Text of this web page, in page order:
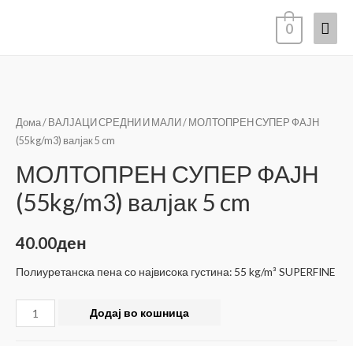
0
Дома/ ВАЛЈАЦИ СРЕДНИ И МАЛИ / МОЛТОПРЕН СУПЕР ФАЈН
(55kg/m3) валјак 5 cm
МОЛТОПРЕН СУПЕР ФАЈН
(55kg/m3) валјак 5 cm
40.00ден
Полиуретанска пена со највисока густина: 55 kg/m³ SUPERFINE
МОЛТОПРЕН
СУПЕР
Додај во кошница